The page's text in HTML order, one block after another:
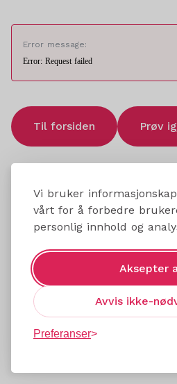
Vi bruker
vårt for å forbedre
personlig innhold og
Aksepter
Avvis ikke-
Preferanser
Error message:
Error: Request failed
Til forsiden Prøv